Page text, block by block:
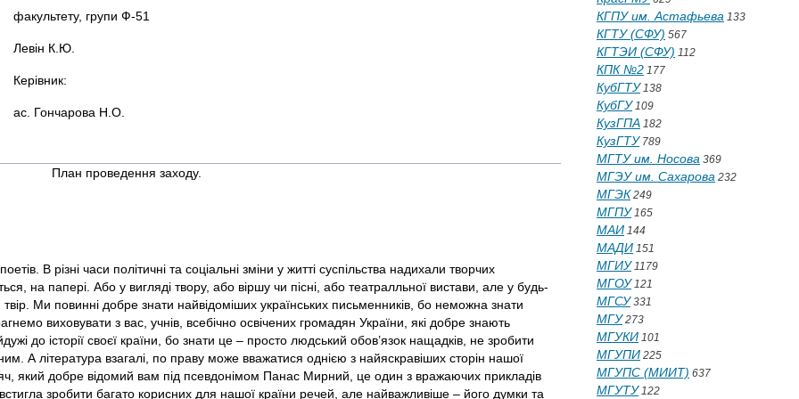
факультету, групи Ф-51
Левін К.Ю.
Керівник:
ас. Гончарова Н.О.
План проведення заходу.
В різні часи політичні та соціальні зміни у житті суспільства надихали творчих
на папері. Або у вигляді твору, або віршу чи пісні, або театралльної вистави, але у будь-
Ми повинні добре знати найвідоміших українських письменників, бо неможна знати
виховувати з вас, учнів, всебічно освічених громадян України, які добре знають
до історії своєї країни, бо знати це – просто людський обов’язок нащадків, не зробити
А література взагалі, по праву може вважатися однією з найяскравіших сторін нашої
який добре відомий вам під псевдонімом Панас Мирний, це один з вражаючих прикладів
зробити багато корисних для нашої країни речей, але найважливіше – його думки та
КГПУ им. Астафьева 133
КГТУ (СФУ) 567
КГТЭИ (СФУ) 112
КПК №2 177
КубГТУ138
КубГУ109
КузГПА 182
КузГТУ789
МГТУ им. Носова 369
МГЭУ им. Сахарова 232
МГЭК 249
МГПУ165
МАИ 144
МАДИ 151
МГИУ1179
МГОУ121
МГСУ331
МГУ273
МГУКИ 101
МГУПИ 225
МГУПС (МИИТ) 637
МГУТУ122